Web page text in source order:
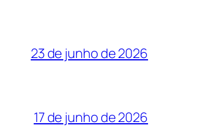
23 de junho de 2026
17 de junho de 2026